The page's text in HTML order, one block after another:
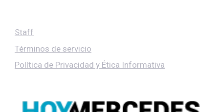
Staff
Términos de servicio
Política de Privacidad y Ética Informativa